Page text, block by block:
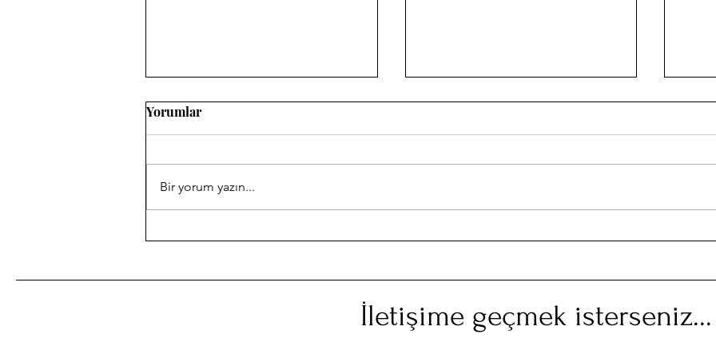
Kırk Yıl Önceki Yılın
Yorumlar
Bir yorum yazın...
İletişime geçmek isterseniz...